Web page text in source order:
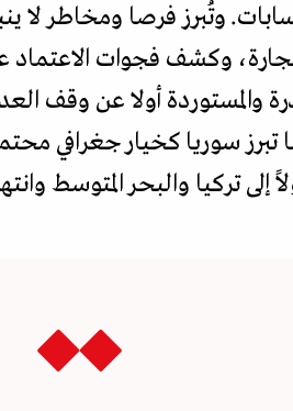
وتُبرز فرصا ومخاطر لا
وكشف فجوات الاعتماد
والمستوردة أولا عن وقف
تبرز سوريا كخيار جغرافي
إلى تركيا والبحر المتوسط